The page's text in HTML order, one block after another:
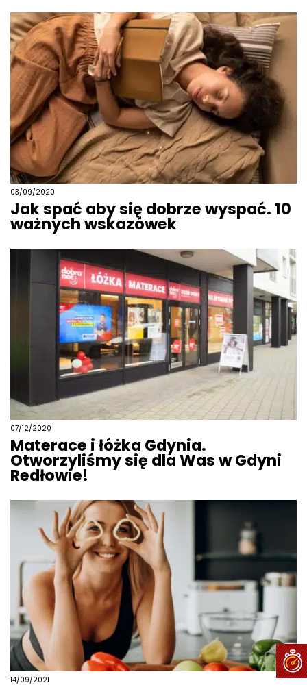
03/09/2020
Jak spać aby się dobrze wyspać. 10
ważnych wskazówek
07/12/2020
Materace i łóżka Gdynia.
Otworzyliśmy się dla Was w Gdyni
Redłowie!
14/09/2021